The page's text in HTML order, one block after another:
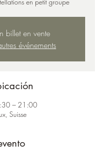
billet en vente
événements
– 21:00
Suisse